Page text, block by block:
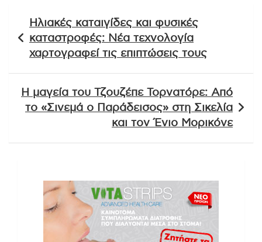
άρθρων
Ηλιακές καταιγίδες και φυσικές
καταστροφές: Νέα τεχνολογία
χαρτογραφεί τις επιπτώσεις τους
Η μαγεία του Τζουζέπε Τορνατόρε: Από
το «Σινεμά ο Παράδεισος» στη Σικελία
και τον Ένιο Μορικόνε